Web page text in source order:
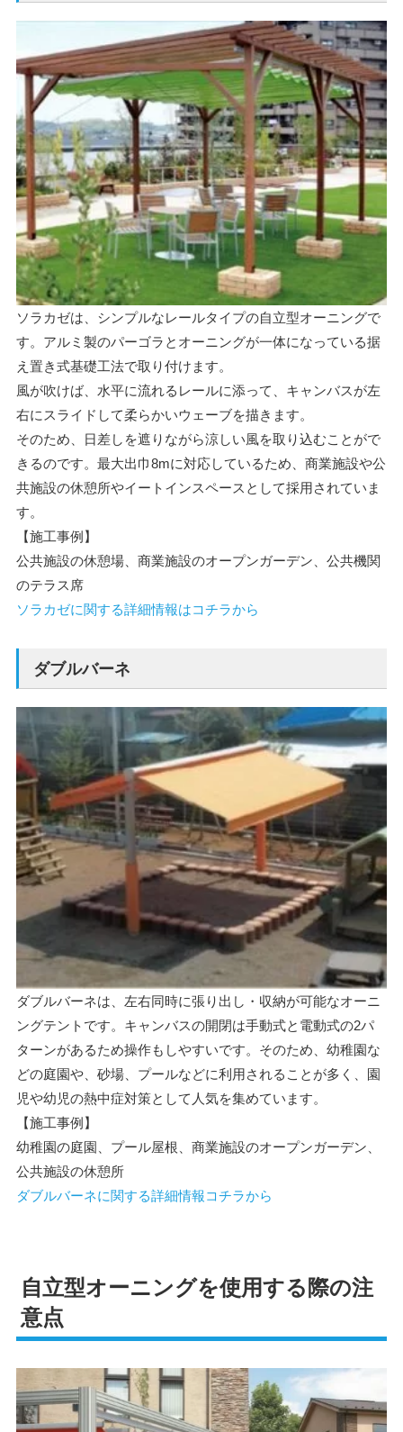
ソラカゼは、シンプルなレールタイプの自立型オーニングで
す。アルミ製のパーゴラとオーニングが一体になっている据
え置き式基礎工法で取り付けます。
風が吹けば、水平に流れるレールに添って、キャンバスが左
右にスライドして柔らかいウェーブを描きます。
そのため、日差しを遮りながら涼しい風を取り込むことがで
きるのです。最大出巾8mに対応しているため、商業施設や公
共施設の休憩所やイートインスペースとして採用されていま
す。
【施工事例】
公共施設の休憩場、商業施設のオープンガーデン、公共機関
のテラス席
ソラカゼに関する詳細情報はコチラから
ダブルバーネ
ダブルバーネは、左右同時に張り出し・収納が可能なオーニ
ングテントです。キャンバスの開閉は手動式と電動式の2パ
ターンがあるため操作もしやすいです。そのため、幼稚園な
どの庭園や、砂場、プールなどに利用されることが多く、園
児や幼児の熱中症対策として人気を集めています。
【施工事例】
幼稚園の庭園、プール屋根、商業施設のオープンガーデン、
公共施設の休憩所
ダブルバーネに関する詳細情報コチラから
自立型オーニングを使用する際の注
意点